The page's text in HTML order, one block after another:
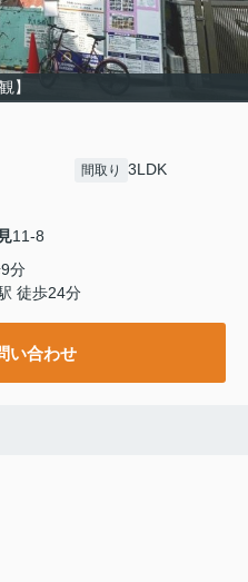
】
間取り 3LDK
11-8
分
徒歩24分
い合わせ